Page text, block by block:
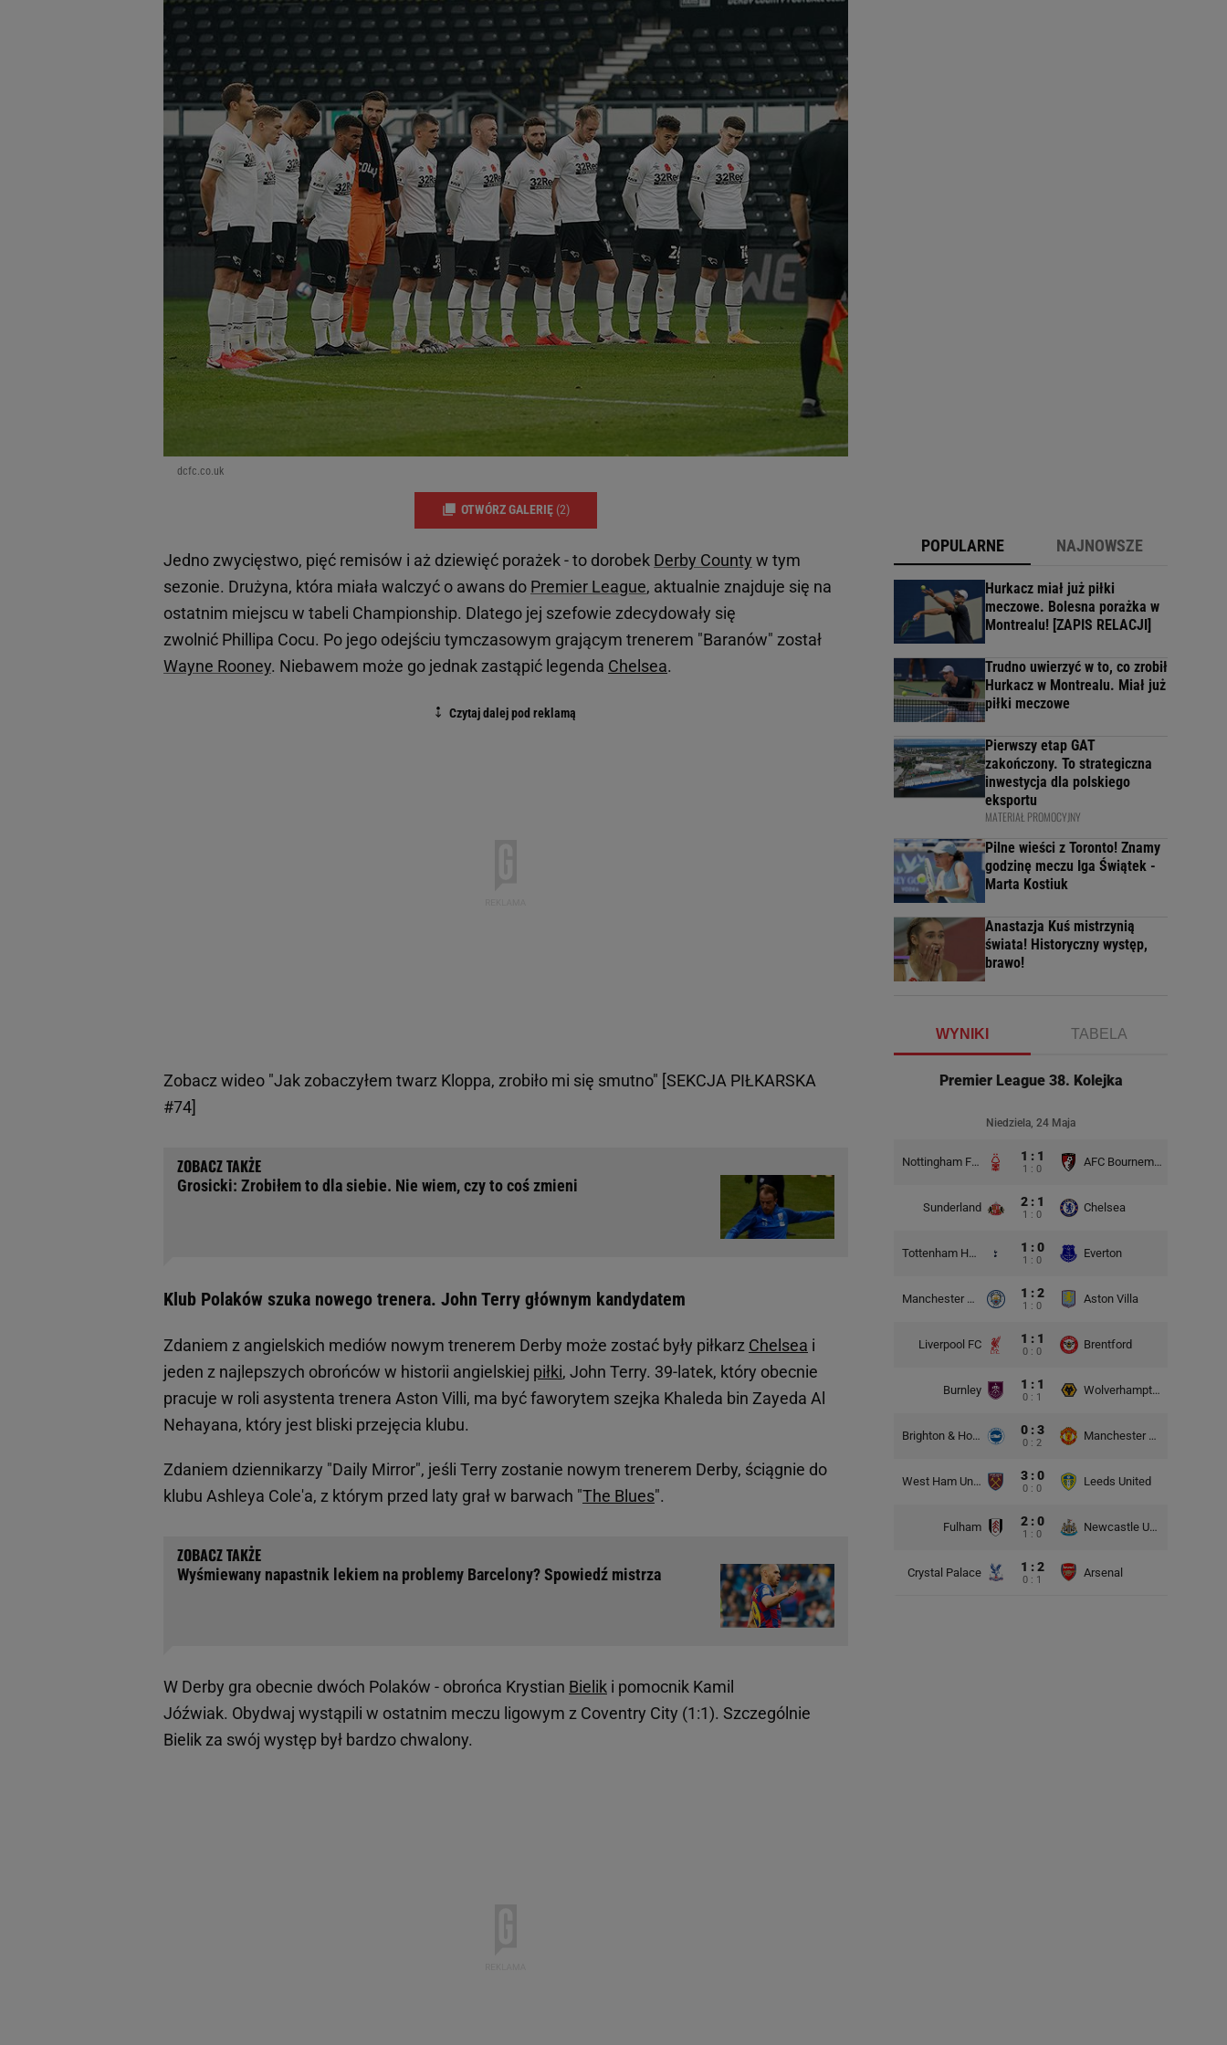
dcfc.co.uk
OTWÓRZ GALERIĘ (2)
Jedno zwycięstwo, pięć remisów i aż dziewięć porażek - to dorobek Derby County w tym
sezonie. Drużyna, która miała walczyć o awans do Premier League, aktualnie znajduje się na
ostatnim miejscu w tabeli Championship. Dlatego jej szefowie zdecydowały się
zwolnić Phillipa Cocu. Po jego odejściu tymczasowym grającym trenerem "Baranów" został
Wayne Rooney. Niebawem może go jednak zastąpić legenda Chelsea.
Zobacz wideo "Jak zobaczyłem twarz Kloppa, zrobiło mi się smutno" [SEKCJA PIŁKARSKA
#74]
Grosicki: Zrobiłem to dla siebie. Nie wiem, czy to coś zmieni
Klub Polaków szuka nowego trenera. John Terry głównym kandydatem
Zdaniem z angielskich mediów nowym trenerem Derby może zostać były piłkarz Chelsea i
jeden z najlepszych obrońców w historii angielskiej piłki, John Terry. 39-latek, który obecnie
pracuje w roli asystenta trenera Aston Villi, ma być faworytem szejka Khaleda bin Zayeda Al
Nehayana, który jest bliski przejęcia klubu.
Zdaniem dziennikarzy "Daily Mirror", jeśli Terry zostanie nowym trenerem Derby, ściągnie do
klubu Ashleya Cole'a, z którym przed laty grał w barwach "The Blues".
Wyśmiewany napastnik lekiem na problemy Barcelony? Spowiedź mistrza
W Derby gra obecnie dwóch Polaków - obrońca Krystian Bielik i pomocnik Kamil
Jóźwiak. Obydwaj wystąpili w ostatnim meczu ligowym z Coventry City (1:1). Szczególnie
Bielik za swój występ był bardzo chwalony.
POPULARNE NAJNOWSZE
Hurkacz miał już piłki
meczowe. Bolesna porażka w
Montrealu! [ZAPIS RELACJI]
Trudno uwierzyć w to, co zrobił
Hurkacz w Montrealu. Miał już
piłki meczowe
Pierwszy etap GAT
zakończony. To strategiczna
inwestycja dla polskiego
eksportu
MATERIAŁ PROMOCYJNY
Pilne wieści z Toronto! Znamy
godzinę meczu Iga Świątek -
Marta Kostiuk
Anastazja Kuś mistrzynią
świata! Historyczny występ,
brawo!
WYNIKI TABELA
Premier League 38. Kolejka
Niedziela, 24 Maja
Nottingham Forest 1 : 1
1 : 0
AFC Bournemouth
Sunderland 2 : 1
1 : 0
Chelsea
Tottenham Hotspur 1 : 0
1 : 0
Everton
Manchester City 1 : 2
1 : 0
Aston Villa
Liverpool FC 1 : 1
0 : 0
Brentford
Burnley 1 : 1
0 : 1
Wolverhampton Wanderers
Brighton & Hove Albion 0 : 3
0 : 2
Manchester United
West Ham United 3 : 0
0 : 0
Leeds United
Fulham 2 : 0
1 : 0
Newcastle United
Crystal Palace 1 : 2
0 : 1
Arsenal